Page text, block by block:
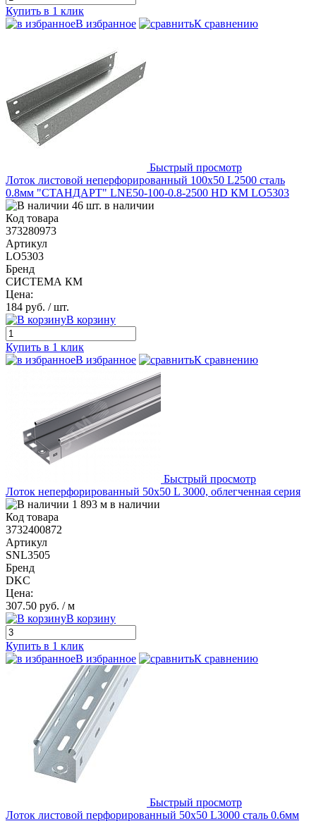
Купить в 1 клик
В избранное
К сравнению
Быстрый просмотр
Лоток листовой неперфорированный 100х50 L2500 сталь
0.8мм "СТАНДАРТ" LNE50-100-0.8-2500 HD КМ LO5303
46 шт. в наличии
Код товара
373280973
Артикул
LO5303
Бренд
СИСТЕМА КМ
Цена:
184 руб. / шт.
В корзину
Купить в 1 клик
В избранное
К сравнению
Быстрый просмотр
Лоток неперфорированный 50х50 L 3000, облегченная серия
1 893 м в наличии
Код товара
3732400872
Артикул
SNL3505
Бренд
DKC
Цена:
307.50 руб. / м
В корзину
Купить в 1 клик
В избранное
К сравнению
Быстрый просмотр
Лоток листовой перфорированный 50х50 L3000 сталь 0.6мм